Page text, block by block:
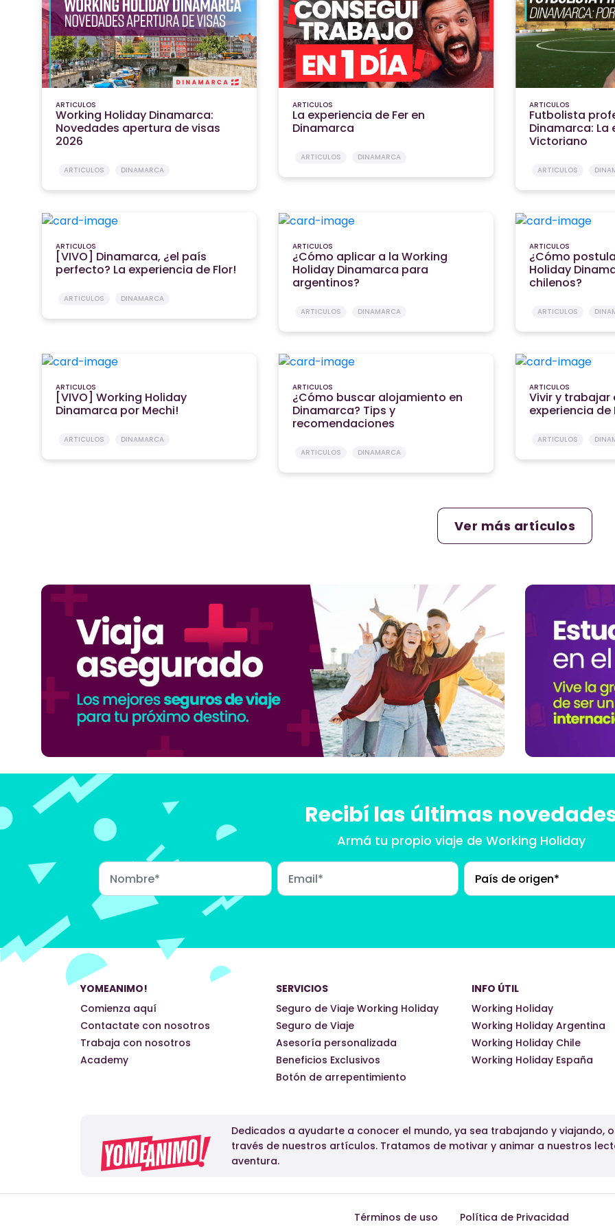
ARTICULOS
Working Holiday Dinamarca:
Novedades apertura de visas
2026
ARTICULOS DINAMARCA
ARTICULOS
La experiencia de Fer en
Dinamarca
ARTICULOS DINAMARCA
ARTICULOS
Futbolista
Dinamarca: La
Victoriano
ARTICULOS
ARTICULOS
[VIVO] Dinamarca, ¿el país
perfecto? La experiencia de Flor!
ARTICULOS DINAMARCA
ARTICULOS
¿Cómo aplicar a la Working
Holiday Dinamarca para
argentinos?
ARTICULOS DINAMARCA
ARTICULOS
¿Cómo
Holiday
chilenos?
ARTICULOS
ARTICULOS
[VIVO] Working Holiday
Dinamarca por Mechi!
ARTICULOS DINAMARCA
ARTICULOS
¿Cómo buscar alojamiento en
Dinamarca? Tips y
recomendaciones
ARTICULOS DINAMARCA
ARTICULOS
Vivir y trabajar
experiencia de
ARTICULOS
Ver más artículos
Recibí las últimas
Armá tu propio viaje de Working Holiday
YOMEANIMO!
Comienza aquí
Contactate con nosotros
Trabaja con nosotros
Academy
SERVICIOS
Seguro de Viaje Working Holiday
Seguro de Viaje
Asesoría personalizada
Beneficios Exclusivos
Botón de arrepentimiento
INFO ÚTIL
Working Holiday
Working Holiday Argentina
Working Holiday Chile
Working Holiday España
Dedicados a ayudarte a conocer el mundo, ya sea trabajando y viajando,
través de nuestros artículos. Tratamos de motivar y animar a nuestros
aventura.
Términos de uso Política de Privacidad